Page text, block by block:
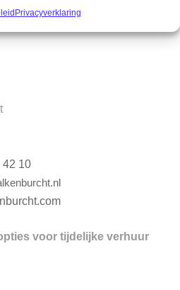
Privacyverklaring
42 10
voor tijdelijke verhuur